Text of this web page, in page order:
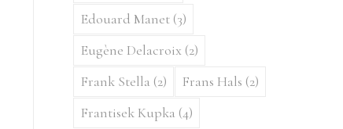
Edouard Manet (3)
Eugène Delacroix (2)
Frank Stella (2) Frans Hals (2)
Frantisek Kupka (4)